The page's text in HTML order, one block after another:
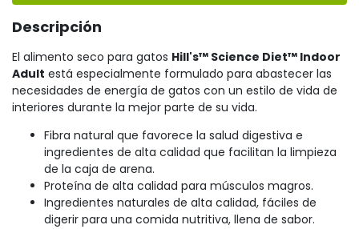
Descripción
El alimento seco para gatos Hill's™ Science Diet™ Indoor
Adult está especialmente formulado para abastecer las
necesidades de energía de gatos con un estilo de vida de
interiores durante la mejor parte de su vida.
Fibra natural que favorece la salud digestiva e
ingredientes de alta calidad que facilitan la limpieza
de la caja de arena.
Proteína de alta calidad para músculos magros.
Ingredientes naturales de alta calidad, fáciles de
digerir para una comida nutritiva, llena de sabor.